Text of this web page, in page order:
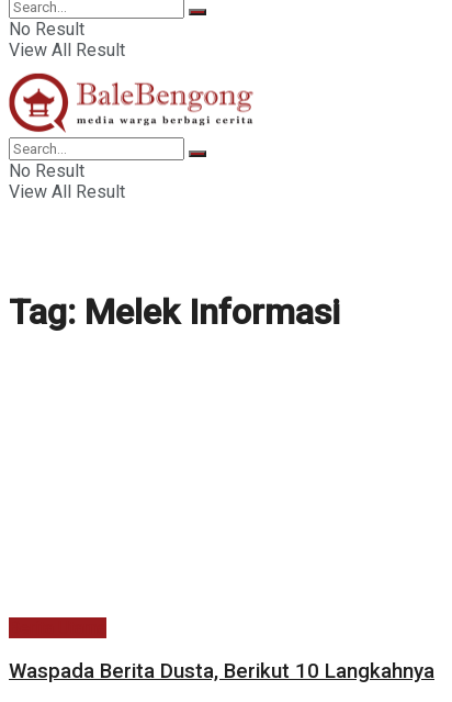
No Result
View All Result
No Result
View All Result
Tag: Melek Informasi
Waspada Berita Dusta, Berikut 10 Langkahnya